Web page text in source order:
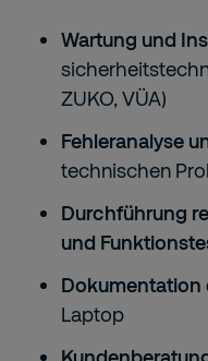
Wartung und
ZUKO, VÜA)
Fehleranalyse
technischen
Durchführung
und
Dokumentation
Laptop